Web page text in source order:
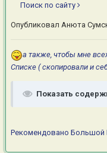
Поиск по сайту
Опубликовал Анюта
а также, чтобы мне
Списке ( cкопировали и
Показать
Рекомендовано Большой